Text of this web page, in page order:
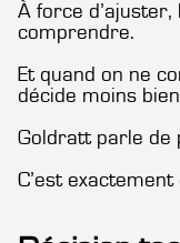
À force
comprendre.
Et quand on ne
décide moins
Goldratt parle de
C’est